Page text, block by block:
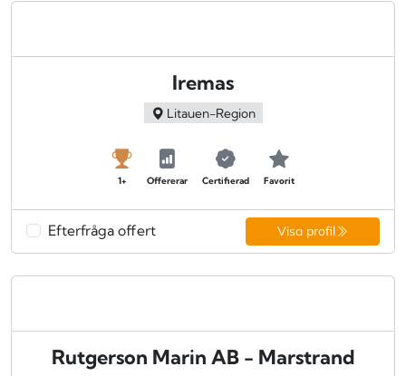
Iremas
Litauen-Region
1+ Offererar Certifierad Favorit
Efterfråga offert Visa profil
Rutgerson Marin AB - Marstrand